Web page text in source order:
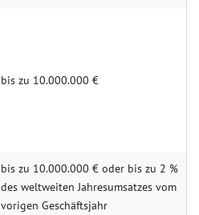
bis zu 10.000.000 €
bis zu 10.000.000 € oder bis zu 2 %
des weltweiten Jahresumsatzes vom
vorigen Geschäftsjahr